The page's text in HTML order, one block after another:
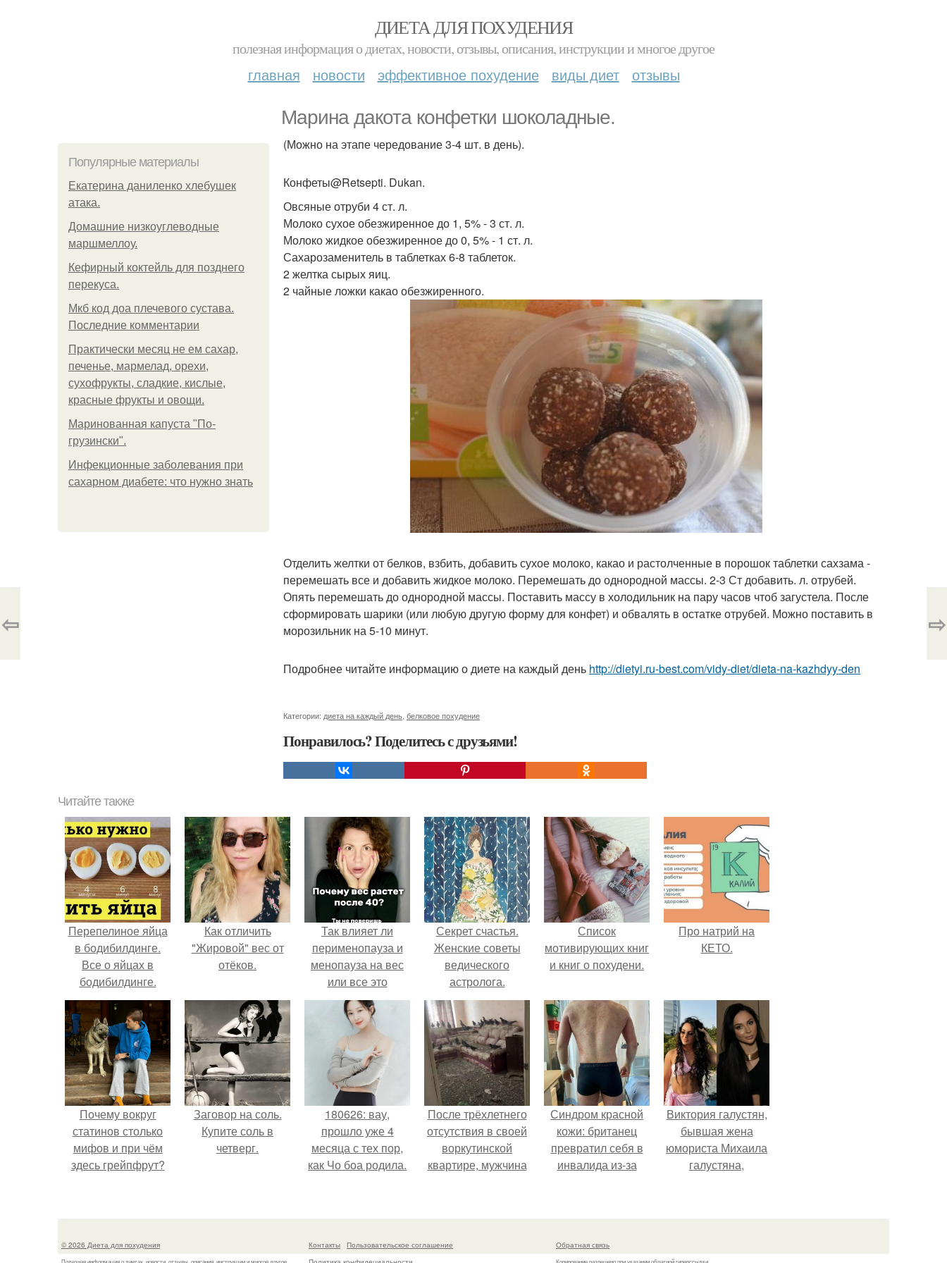
ДИЕТА ДЛЯ ПОХУДЕНИЯ
полезная информация о диетах, новости, отзывы, описания, инструкции и многое другое
главная новости эффективное похудение виды диет отзывы
Марина дакота конфетки шоколадные.
Популярные материалы
Екатерина даниленко хлебушек
атака.
Домашние низкоуглеводные
маршмеллоу.
Кефирный коктейль для позднего
перекуса.
Мкб код доа плечевого сустава.
Последние комментарии
Практически месяц не ем сахар,
печенье, мармелад, орехи,
сухофрукты, сладкие, кислые,
красные фрукты и овощи.
Маринованная капуста "По-
грузински".
Инфекционные заболевания при
сахарном диабете: что нужно знать
(Можно на этапе чередование 3-4 шт. в день).
Конфеты@Retsepti. Dukan.
Овсяные отруби 4 ст. л.
Молоко сухое обезжиренное до 1, 5% - 3 ст. л.
Молоко жидкое обезжиренное до 0, 5% - 1 ст. л.
Сахарозаменитель в таблетках 6-8 таблеток.
2 желтка сырых яиц.
2 чайные ложки какао обезжиренного.
Отделить желтки от белков, взбить, добавить сухое молоко, какао и растолченные в порошок таблетки сахзама -
перемешать все и добавить жидкое молоко. Перемешать до однородной массы. 2-3 Ст добавить. л. отрубей.
Опять перемешать до однородной массы. Поставить массу в холодильник на пару часов чтоб загустела. После
сформировать шарики (или любую другую форму для конфет) и обвалять в остатке отрубей. Можно поставить в
морозильник на 5-10 минут.
Подробнее читайте информацию о диете на каждый день http://dietyi.ru-best.com/vidy-diet/dieta-na-kazhdyy-den
Категории: диета на каждый день белковое похудение
Понравилось? Поделитесь с друзьями!
⇦ ⇨
Читайте также
Перепелиное яйца
в бодибилдинге.
Все о яйцах в
бодибилдинге.
Как отличить
"Жировой" вес от
отёков.
Так влияет ли
перименопауза и
менопауза на вес
или все это
ерунда?
Секрет счастья.
Женские советы
ведического
астролога.
Список
мотивирующих книг
и книг о похудени.
Про натрий на
КЕТО.
Почему вокруг
статинов столько
мифов и при чём
здесь грейпфрут?
Заговор на соль.
Купите соль в
четверг.
180626: вау,
прошло уже 4
месяца с тех пор,
как Чо боа родила.
После трёхлетнего
отсутствия в своей
воркутинской
квартире, мужчина
жилище стало
стаи голубей.
Синдром красной
кожи: британец
превратил себя в
инвалида из-за
мази.
Виктория галустян,
бывшая жена
юмориста Михаила
галустяна,
последствиях
© 2026 Диета для похудения
Полезная информация о диетах, новости, отзывы, описания, инструкции и многое другое
Контакты
Пользовательское соглашение
Обратная связь
Копирование разрешено при указании обратной гиперссылки.